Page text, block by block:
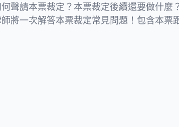
聲請本票裁定？本票裁定後續還要做什麼
將一次解答本票裁定常見問題！包含本票
、本票裁定流程、時效、本票裁定強制執